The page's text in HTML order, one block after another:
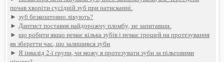
почав хворіти сусідній зуб при натисканні.
►зуб безкоштовно лікують?
►Дантист поставив найдорожчу пломбу, не запитавши.
►що робити якщо немає кілька зубів і немає грошей на протезування
як зберегти час, що залишився зуби
►Я інвалід 2-ї групи, чи можу я протезувати зуби за пільговими